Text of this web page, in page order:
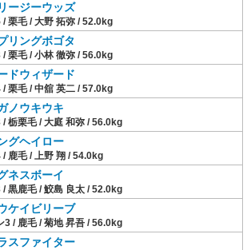
ージーウッズ
/ 栗毛 / 大野 拓弥 / 52.0kg
リングボゴタ
/ 栗毛 / 小林 徹弥 / 56.0kg
ドウィザード
/ 栗毛 / 中舘 英二 / 57.0kg
ノウキウキ
/ 栃栗毛 / 大庭 和弥 / 56.0kg
グヘイロー
/ 鹿毛 / 上野 翔 / 54.0kg
ネスボーイ
/ 黒鹿毛 / 鮫島 良太 / 52.0kg
ケイビリーブ
3 / 鹿毛 / 菊地 昇吾 / 56.0kg
スファイター